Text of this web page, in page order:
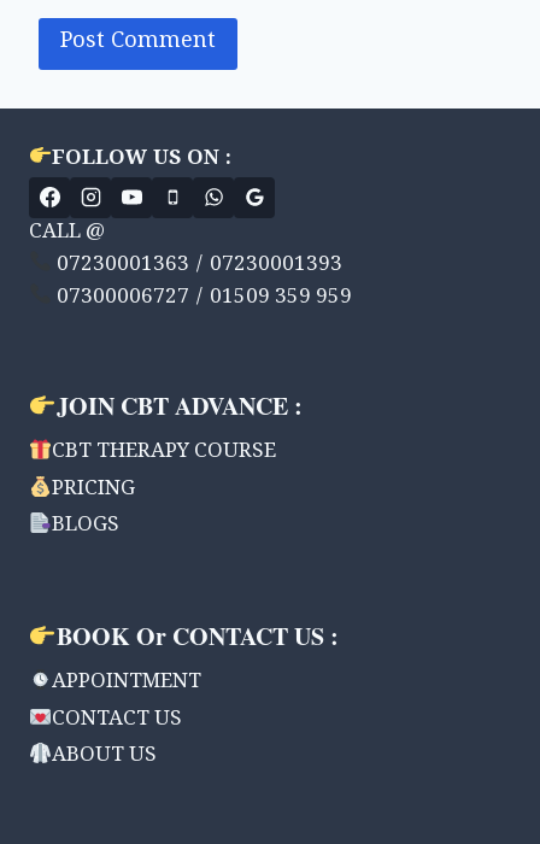
FOLLOW US ON :
CALL @
07230001363 / 07230001393
07300006727 / 01509 359 959
JOIN CBT ADVANCE :
CBT THERAPY COURSE
PRICING
BLOGS
BOOK Or CONTACT US :
APPOINTMENT
CONTACT US
ABOUT US